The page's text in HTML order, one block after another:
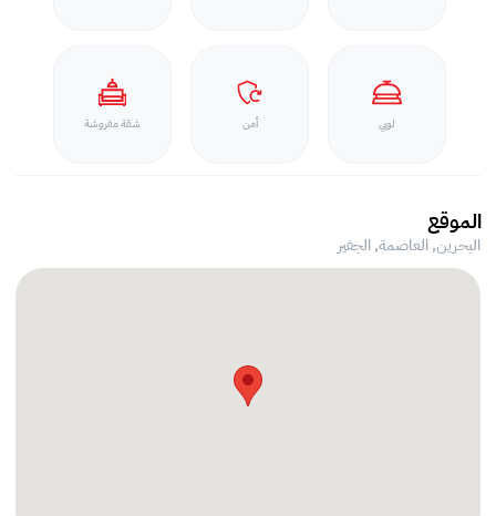
لوبي أمن شقة مفروشة
الموقع
البحرين, العاصمة,الجفير